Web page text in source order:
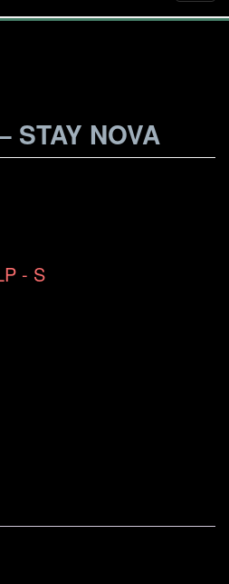
STAY NOVA
- S